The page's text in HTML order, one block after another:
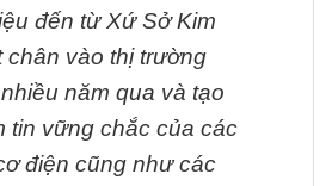
đến từ Xứ Sở Kim
chân vào thị trường
năm qua và tạo
tin vững chắc của các
điện cũng như các